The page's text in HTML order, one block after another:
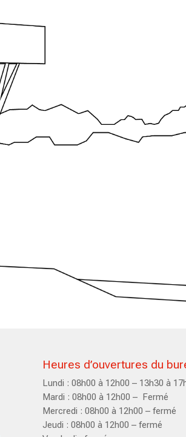
Heures d’ouvertures du
Lundi : 08h00 à 12h00 – 13h30 à
Mardi : 08h00 à 12h00 – Fermé
Mercredi : 08h00 à 12h00 – fermé
Jeudi : 08h00 à 12h00 – fermé